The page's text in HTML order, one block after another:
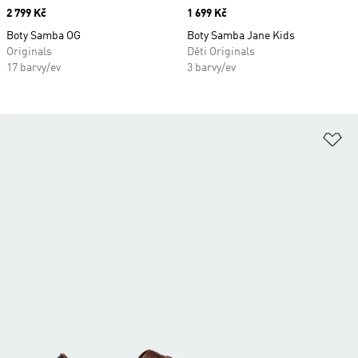
Price
2 799 Kč
Boty Samba OG
Originals
17 barvy/ev
Price
1 699 Kč
Boty Samba Jane Kids
Děti Originals
3 barvy/ev